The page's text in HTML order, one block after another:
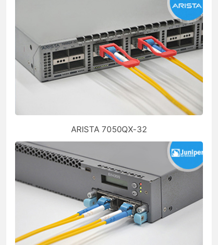
ARISTA 7050QX-32